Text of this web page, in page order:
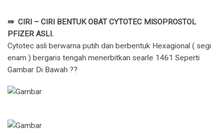
⇛ CIRI – CIRI BENTUK OBAT CYTOTEC MISOPROSTOL
PFIZER ASLI.
Cytotec asli berwarna putih dan berbentuk Hexagional ( segi
enam ) bergaris tengah menerbitkan searle 1461 Seperti
Gambar Di Bawah ??